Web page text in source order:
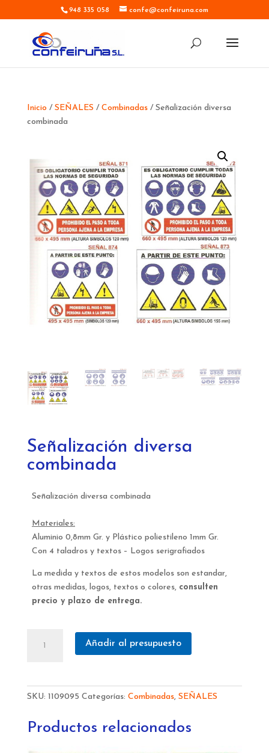
948 335 058 confe@confeiruna.com
Inicio / SEÑALES / Combinadas/ Señalización diversa
combinada
Señalización diversa
combinada
Señalización diversa combinada
Materiales:
Aluminio 0,8mm Gr. y Plástico poliestileno 1mm Gr.
Con 4 taladros y textos – Logos serigrafiados
La medida y textos de estos modelos son estandar,
otras medidas, logos, textos o colores, consulten
precio y plazo de entrega.
diversa
Añadir al presupuesto
SKU: 1109095 Categorías: Combinadas, SEÑALES
Productos relacionados